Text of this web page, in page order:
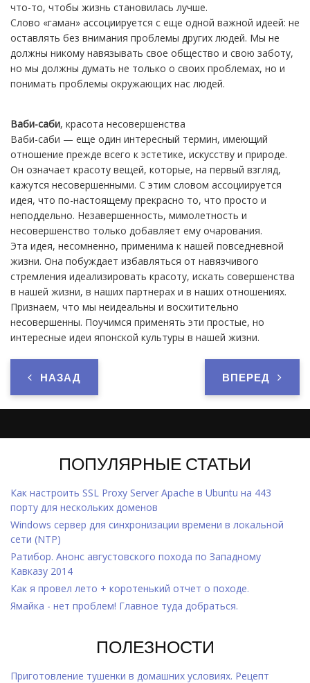
что-то, чтобы жизнь становилась лучше.
Слово «гаман» ассоциируется с еще одной важной идеей: не
оставлять без внимания проблемы других людей. Мы не
должны никому навязывать свое общество и свою заботу,
но мы должны думать не только о своих проблемах, но и
понимать проблемы окружающих нас людей.
Ваби-саби, красота несовершенства
Ваби-саби — еще один интересный термин, имеющий
отношение прежде всего к эстетике, искусству и природе.
Он означает красоту вещей, которые, на первый взгляд,
кажутся несовершенными. С этим словом ассоциируется
идея, что по-настоящему прекрасно то, что просто и
неподдельно. Незавершенность, мимолетность и
несовершенство только добавляет ему очарования.
Эта идея, несомненно, применима к нашей повседневной
жизни. Она побуждает избавляться от навязчивого
стремления идеализировать красоту, искать совершенства
в нашей жизни, в наших партнерах и в наших отношениях.
Признаем, что мы неидеальны и восхитительно
несовершенны. Поучимся применять эти простые, но
интересные идеи японской культуры в нашей жизни.
НАЗАД ВПЕРЕД
ПОПУЛЯРНЫЕ СТАТЬИ
Как настроить SSL Proxy Server Apache в Ubuntu на 443
порту для нескольких доменов
Windows cервер для синхронизации времени в локальной
сети (NTP)
Ратибор. Анонс августовского похода по Западному
Кавказу 2014
Как я провел лето + коротенький отчет о походе.
Ямайка - нет проблем! Главное туда добраться.
ПОЛЕЗНОСТИ
Приготовление тушенки в домашних условиях. Рецепт